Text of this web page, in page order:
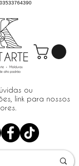
ou
link para nossos